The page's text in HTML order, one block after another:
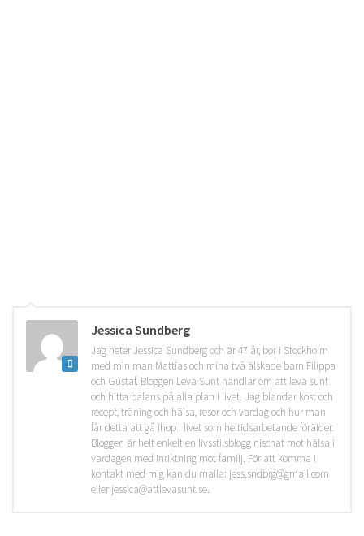
Jessica Sundberg
Jag heter Jessica Sundberg och är 47 år, bor i Stockholm
med min man Mattias och mina två älskade barn Filippa
och Gustaf. Bloggen Leva Sunt handlar om att leva sunt
och hitta balans på alla plan i livet. Jag blandar kost och
recept, träning och hälsa, resor och vardag och hur man
får detta att gå ihop i livet som heltidsarbetande förälder.
Bloggen är helt enkelt en livsstilsblogg nischat mot hälsa i
vardagen med inriktning mot familj. För att komma i
kontakt med mig kan du maila: jess.sndbrg@gmail.com
eller jessica@attlevasunt.se.